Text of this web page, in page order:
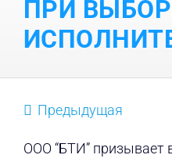
ПРИ
Предыдущая
ООО “БТИ” призывает